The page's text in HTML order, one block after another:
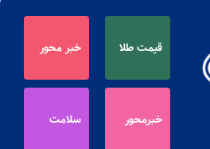
قیمت طلا خبر محور
خبرمحور سلامت